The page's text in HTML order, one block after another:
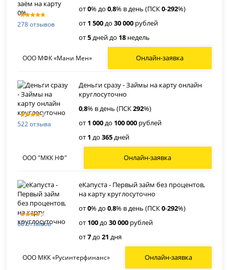
278 отзывов
от0% до0,8% в день (ПСК0-292%)
от 1 500до30 000 рублей
от5дней до 18 недель
ООО МФК «Мани Мен» Онлайн-заявка
522 отзыва
Деньги сразу - Займы на карту онлайн
круглосуточно
0,8% в день (ПСК292%)
от 1 000до 100 000 рублей
от 1 до365дней
ООО "МКК НФ" Онлайн-заявка
80 отзывов
еКапуста - Первый займ без процентов,
на карту круглосуточно
от0% до0,8% в день (ПСК0-292%)
от 100до30 000 рублей
от7до21 дня
ООО МКК «Русинтерфинанс» Онлайн-заявка